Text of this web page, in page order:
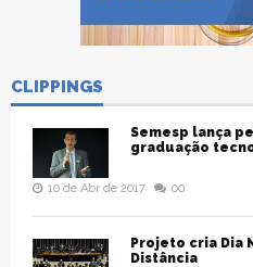
CLIPPINGS
Semesp lança
graduação
10 de Abr de 2017 00
Projeto cria Dia
Distância